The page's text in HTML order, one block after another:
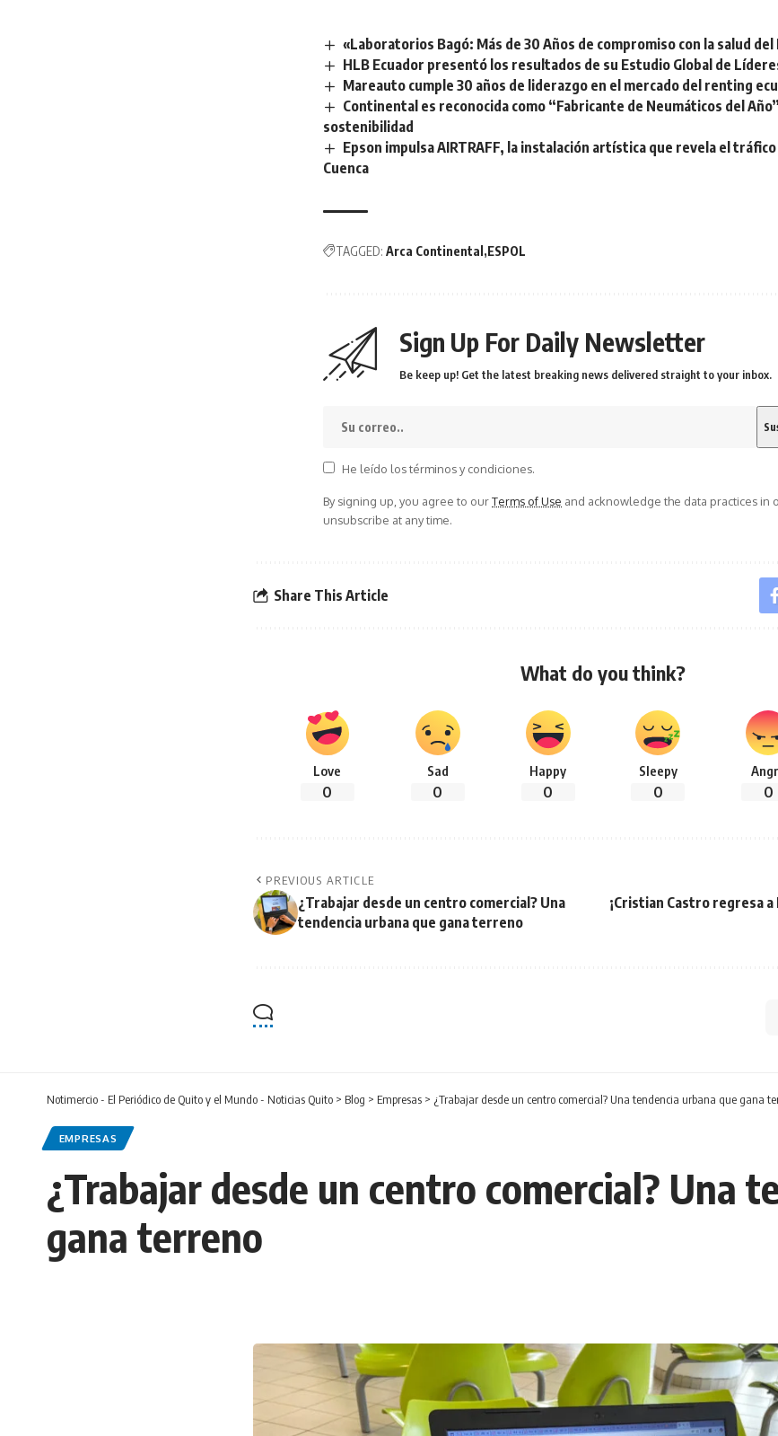
«Laboratorios Bagó: Más de 30 Años de compromiso con la salud del
HLB Ecuador presentó los resultados de su Estudio Global de
Mareauto cumple 30 años de liderazgo en el mercado del renting
Continental es reconocida como “Fabricante de Neumáticos del
sostenibilidad
Epson impulsa AIRTRAFF, la instalación artística que revela el
Cuenca
TAGGED: Arca Continental ESPOL
Sign Up For Daily Newsletter
Be keep up! Get the latest breaking news delivered straight to your inbox.
He leído los términos y condiciones.
By signing up, you agree to ourTerms of Use and acknowledge the data practices in
unsubscribe at any time.
Share This Article
What do you think?
Love
0
Sad
0
Happy
0
Sleepy
0 0
PREVIOUS ARTICLE
¿Trabajar desde un centro comercial? Una
tendencia urbana que gana terreno
¡Cristian Castro regresa a
Notimercio - El Periódico de Quito y el Mundo - Noticias Quito > Blog > Empresas > ¿Trabajar desde un centro comercial? Una tendencia urbana que gana
EMPRESAS
¿Trabajar desde un centro comercial? Una
gana terreno